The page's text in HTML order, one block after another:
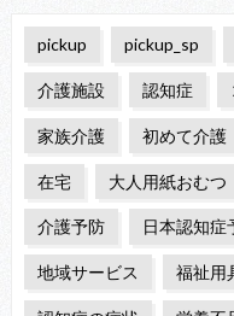
pickup pickup_sp
介護施設 認知症
家族介護 初めて介護
在宅 大人用紙おむつ
介護予防 日本認知症
地域サービス 福祉用